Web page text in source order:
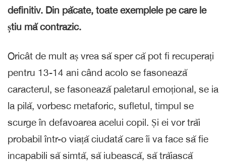
definitiv. Din păcate, toate exemplele pe care le
știu mă contrazic.
Oricât de mult aș vrea să sper că pot fi recuperați
pentru 13-14 ani când acolo se fasonează
caracterul, se fasonează paletarul emoțional, se ia
la pilă, vorbesc metaforic, sufletul, timpul se
scurge în defavoarea acelui copil. Și ei vor trăi
probabil într-o viață ciudată care îi va face să fie
incapabili să simtă, să iubească, să trăiască